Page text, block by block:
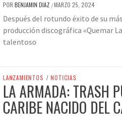
POR BENJAMIN DIAZ /MARZO 25, 2024
Después del rotundo éxito de su
producción discográfica «Quemar
talentoso
LANZAMIENTOS / NOTICIAS
LA ARMADA: TRASH
CARIBE NACIDO DEL